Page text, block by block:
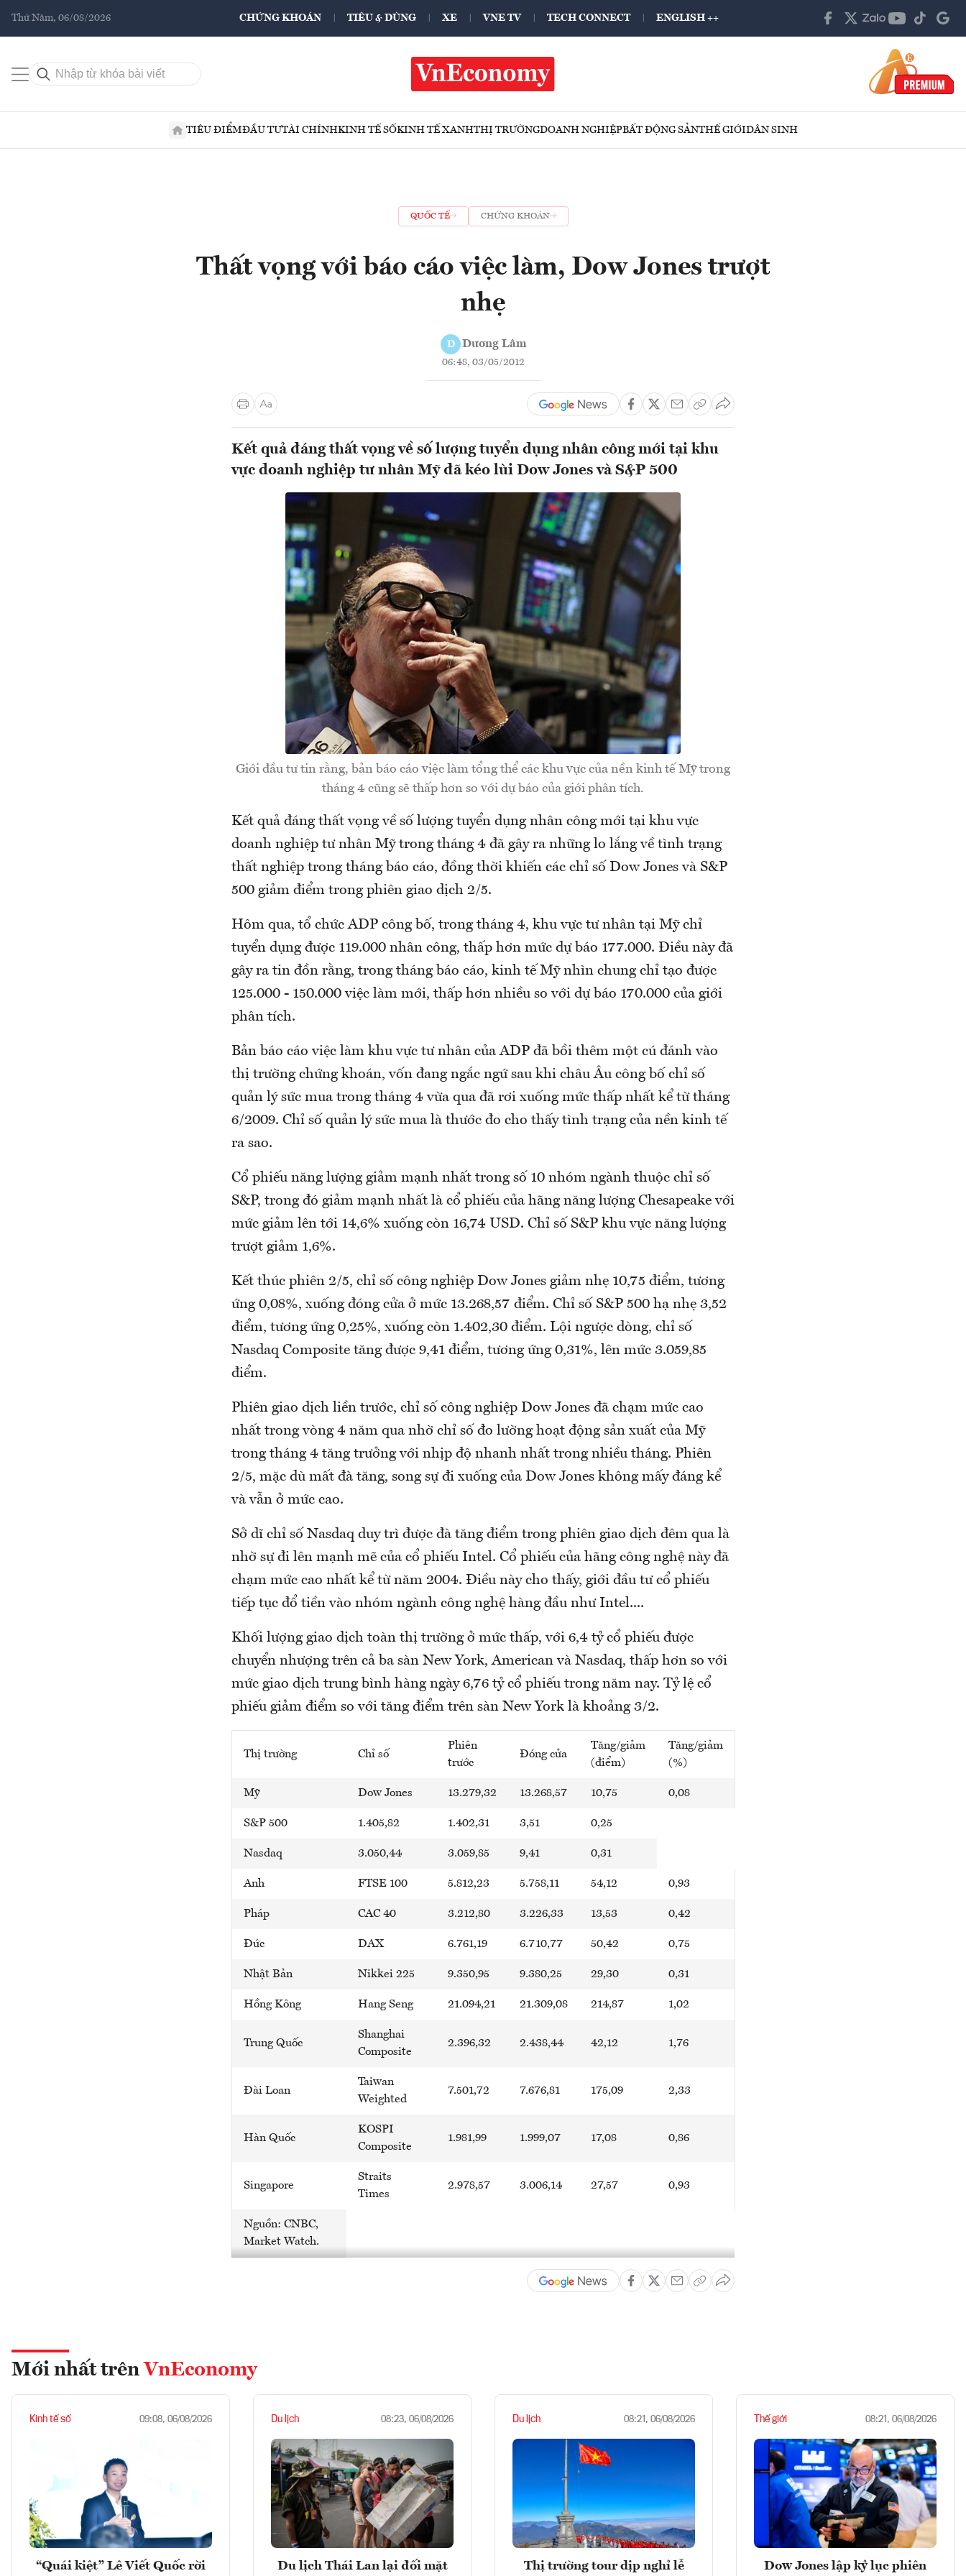
Thứ Năm, 06/08/2026 CHỨNG KHOÁN TIÊU & DÙNG XE VNE TV TECH CONNECT ENGLISH ++
TIÊU ĐIỂMĐẦU TƯTÀI CHÍNHKINH TẾ SỐKINH TẾ XANHTHỊ TRƯỜNGDOANH NGHIỆPBẤT ĐỘNG SẢNTHẾ GIỚIDÂN SINH
QUỐC TẾ CHỨNG KHOÁN
Thất vọng với báo cáo việc làm, Dow Jones trượt
nhẹ
D Dương Lâm
06:48, 03/05/2012
Kết quả đáng thất vọng về số lượng tuyển dụng nhân công mới tại khu
vực doanh nghiệp tư nhân Mỹ đã kéo lùi Dow Jones và S&P 500
Giới đầu tư tin rằng, bản báo cáo việc làm tổng thể các khu vực của nền kinh tế Mỹ trong
tháng 4 cũng sẽ thấp hơn so với dự báo của giới phân tích.
Kết quả đáng thất vọng về số lượng tuyển dụng nhân công mới tại khu vực
doanh nghiệp tư nhân Mỹ trong tháng 4 đã gây ra những lo lắng về tình trạng
thất nghiệp trong tháng báo cáo, đồng thời khiến các chỉ số Dow Jones và S&P
500 giảm điểm trong phiên giao dịch 2/5.
Hôm qua, tổ chức ADP công bố, trong tháng 4, khu vực tư nhân tại Mỹ chỉ
tuyển dụng được 119.000 nhân công, thấp hơn mức dự báo 177.000. Điều này đã
gây ra tin đồn rằng, trong tháng báo cáo, kinh tế Mỹ nhìn chung chỉ tạo được
125.000 - 150.000 việc làm mới, thấp hơn nhiều so với dự báo 170.000 của giới
phân tích.
Bản báo cáo việc làm khu vực tư nhân của ADP đã bồi thêm một cú đánh vào
thị trường chứng khoán, vốn đang ngắc ngứ sau khi châu Âu công bố chỉ số
quản lý sức mua trong tháng 4 vừa qua đã rơi xuống mức thấp nhất kể từ tháng
6/2009. Chỉ số quản lý sức mua là thước đo cho thấy tình trạng của nền kinh tế
ra sao.
Cổ phiếu năng lượng giảm mạnh nhất trong số 10 nhóm ngành thuộc chỉ số
S&P, trong đó giảm mạnh nhất là cổ phiếu của hãng năng lượng Chesapeake với
mức giảm lên tới 14,6% xuống còn 16,74 USD. Chỉ số S&P khu vực năng lượng
trượt giảm 1,6%.
Kết thúc phiên 2/5, chỉ số công nghiệp Dow Jones giảm nhẹ 10,75 điểm, tương
ứng 0,08%, xuống đóng cửa ở mức 13.268,57 điểm. Chỉ số S&P 500 hạ nhẹ 3,52
điểm, tương ứng 0,25%, xuống còn 1.402,30 điểm. Lội ngược dòng, chỉ số
Nasdaq Composite tăng được 9,41 điểm, tương ứng 0,31%, lên mức 3.059,85
điểm.
Phiên giao dịch liền trước, chỉ số công nghiệp Dow Jones đã chạm mức cao
nhất trong vòng 4 năm qua nhờ chỉ số đo lường hoạt động sản xuất của Mỹ
trong tháng 4 tăng trưởng với nhịp độ nhanh nhất trong nhiều tháng. Phiên
2/5, mặc dù mất đà tăng, song sự đi xuống của Dow Jones không mấy đáng kể
và vẫn ở mức cao.
Sở dĩ chỉ số Nasdaq duy trì được đà tăng điểm trong phiên giao dịch đêm qua là
nhờ sự đi lên mạnh mẽ của cổ phiếu Intel. Cổ phiếu của hãng công nghệ này đã
chạm mức cao nhất kể từ năm 2004. Điều này cho thấy, giới đầu tư cổ phiếu
tiếp tục đổ tiền vào nhóm ngành công nghệ hàng đầu như Intel....
Khối lượng giao dịch toàn thị trường ở mức thấp, với 6,4 tỷ cổ phiếu được
chuyển nhượng trên cả ba sàn New York, American và Nasdaq, thấp hơn so với
mức giao dịch trung bình hàng ngày 6,76 tỷ cổ phiếu trong năm nay. Tỷ lệ cổ
phiếu giảm điểm so với tăng điểm trên sàn New York là khoảng 3/2.
Thị trường Chỉ số
Phiên
trước
Đóng cửa
Tăng/giảm
(điểm)
Tăng/giảm
(%)
Mỹ Dow Jones 13.279,32 13.268,57 10,75 0,08
S&P 500 1.405,82 1.402,31 3,51 0,25
Nasdaq 3.050,44 3.059,85 9,41 0,31
Anh FTSE 100 5.812,23 5.758,11 54,12 0,93
Pháp CAC 40 3.212,80 3.226,33 13,53 0,42
Đức DAX 6.761,19 6.710,77 50,42 0,75
Nhật Bản Nikkei 225 9.350,95 9.380,25 29,30 0,31
Hồng Kông Hang Seng 21.094,21 21.309,08 214,87 1,02
Trung Quốc
Shanghai
Composite
2.396,32 2.438,44 42,12 1,76
Đài Loan
Taiwan
Weighted
7.501,72 7.676,81 175,09 2,33
Hàn Quốc
KOSPI
Composite
1.981,99 1.999,07 17,08 0,86
Singapore
Straits
Times
2.978,57 3.006,14 27,57 0,93
Nguồn: CNBC,
Market Watch.
Mới nhất trên VnEconomy
Kinh tế số 09:08, 06/08/2026
“Quái kiệt” Lê Viết Quốc rời
Du lịch 08:23, 06/08/2026
Du lịch Thái Lan lại đối mặt
Du lịch 08:21, 06/08/2026
Thị trường tour dịp nghỉ lễ
Thế giới 08:21, 06/08/2026
Dow Jones lập kỷ lục phiên